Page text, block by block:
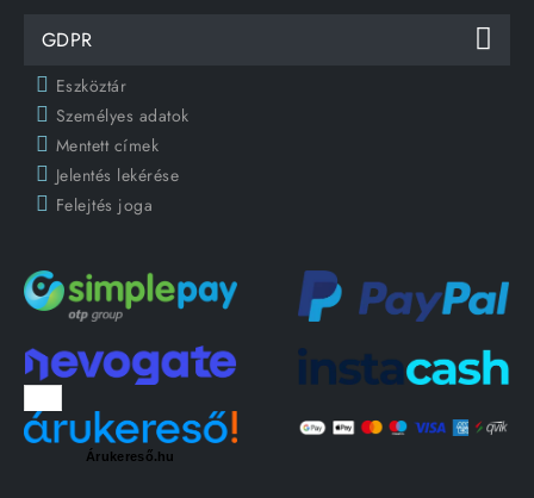
GDPR
Eszköztár
Személyes adatok
Mentett címek
Jelentés lekérése
Felejtés joga
Árukereső.hu